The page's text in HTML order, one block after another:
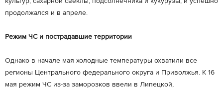
продолжался и в апреле.
Режим ЧС и пострадавшие территории
Однако в начале мая холодные температуры охватили все
регионы Центрального федерального округа и Приволжья. К 16
мая режим ЧС из-за заморозков ввели в Липецкой,